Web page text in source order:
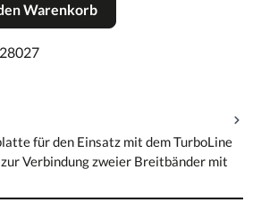
Warenkorb
für den Einsatz mit dem TurboLine
Verbindung zweier Breitbänder mit